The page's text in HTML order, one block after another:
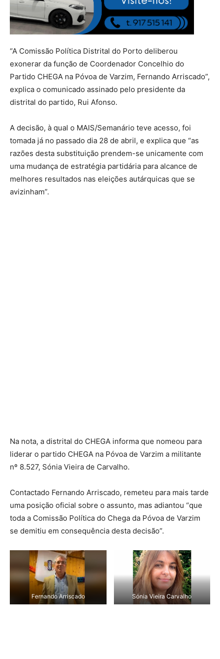
“A Comissão Política Distrital do Porto deliberou
exonerar da função de Coordenador Concelhio do
Partido CHEGA na Póvoa de Varzim, Fernando Arriscado”,
explica o comunicado assinado pelo presidente da
distrital do partido, Rui Afonso.
A decisão, à qual o MAIS/Semanário teve acesso, foi
tomada já no passado dia 28 de abril, e explica que “as
razões desta substituição prendem-se unicamente com
uma mudança de estratégia partidária para alcance de
melhores resultados nas eleições autárquicas que se
avizinham”.
Na nota, a distrital do CHEGA informa que nomeou para
liderar o partido CHEGA na Póvoa de Varzim a militante
nº 8.527, Sónia Vieira de Carvalho.
Contactado Fernando Arriscado, remeteu para mais tarde
uma posição oficial sobre o assunto, mas adiantou “que
toda a Comissão Política do Chega da Póvoa de Varzim
se demitiu em consequência desta decisão”.
Fernando Arriscado Sónia Vieira Carvalho